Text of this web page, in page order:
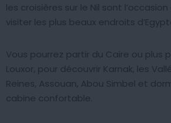
les croisières sur le Nil sont
visiter les plus beaux endroits
Vous pourrez partir du Caire ou plus
Louxor, pour découvrir Karnak, les
Reines, Assouan, Abou Simbel et
cabine confortable.